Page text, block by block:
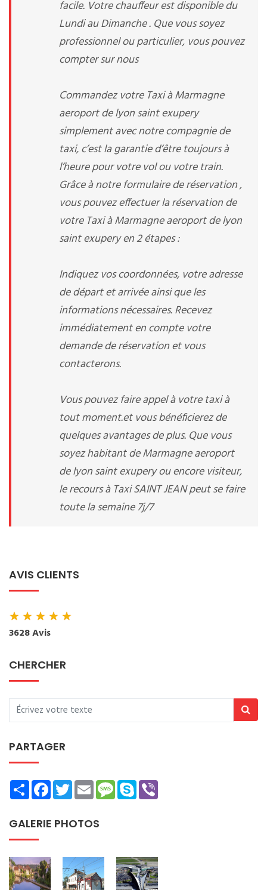
facile. Votre chauffeur est disponible du
Lundi au Dimanche . Que vous soyez
professionnel ou particulier, vous pouvez
compter sur nous
Commandez votre Taxi à Marmagne
aeroport de lyon saint exupery
simplement avec notre compagnie de
taxi, c’est la garantie d’être toujours à
l’heure pour votre vol ou votre train.
Grâce à notre formulaire de réservation ,
vous pouvez effectuer la réservation de
votre Taxi à Marmagne aeroport de lyon
saint exupery en 2 étapes :
Indiquez vos coordonnées, votre adresse
de départ et arrivée ainsi que les
informations nécessaires. Recevez
immédiatement en compte votre
demande de réservation et vous
contacterons.
Vous pouvez faire appel à votre taxi à
tout moment.et vous bénéficierez de
quelques avantages de plus. Que vous
soyez habitant de Marmagne aeroport
de lyon saint exupery ou encore visiteur,
le recours à Taxi SAINT JEAN peut se faire
toute la semaine 7j/7
AVIS CLIENTS
★★★★★
3628 Avis
CHERCHER
PARTAGER
ShareFacebookTwitterEmailMessage
Skype
GALERIE PHOTOS